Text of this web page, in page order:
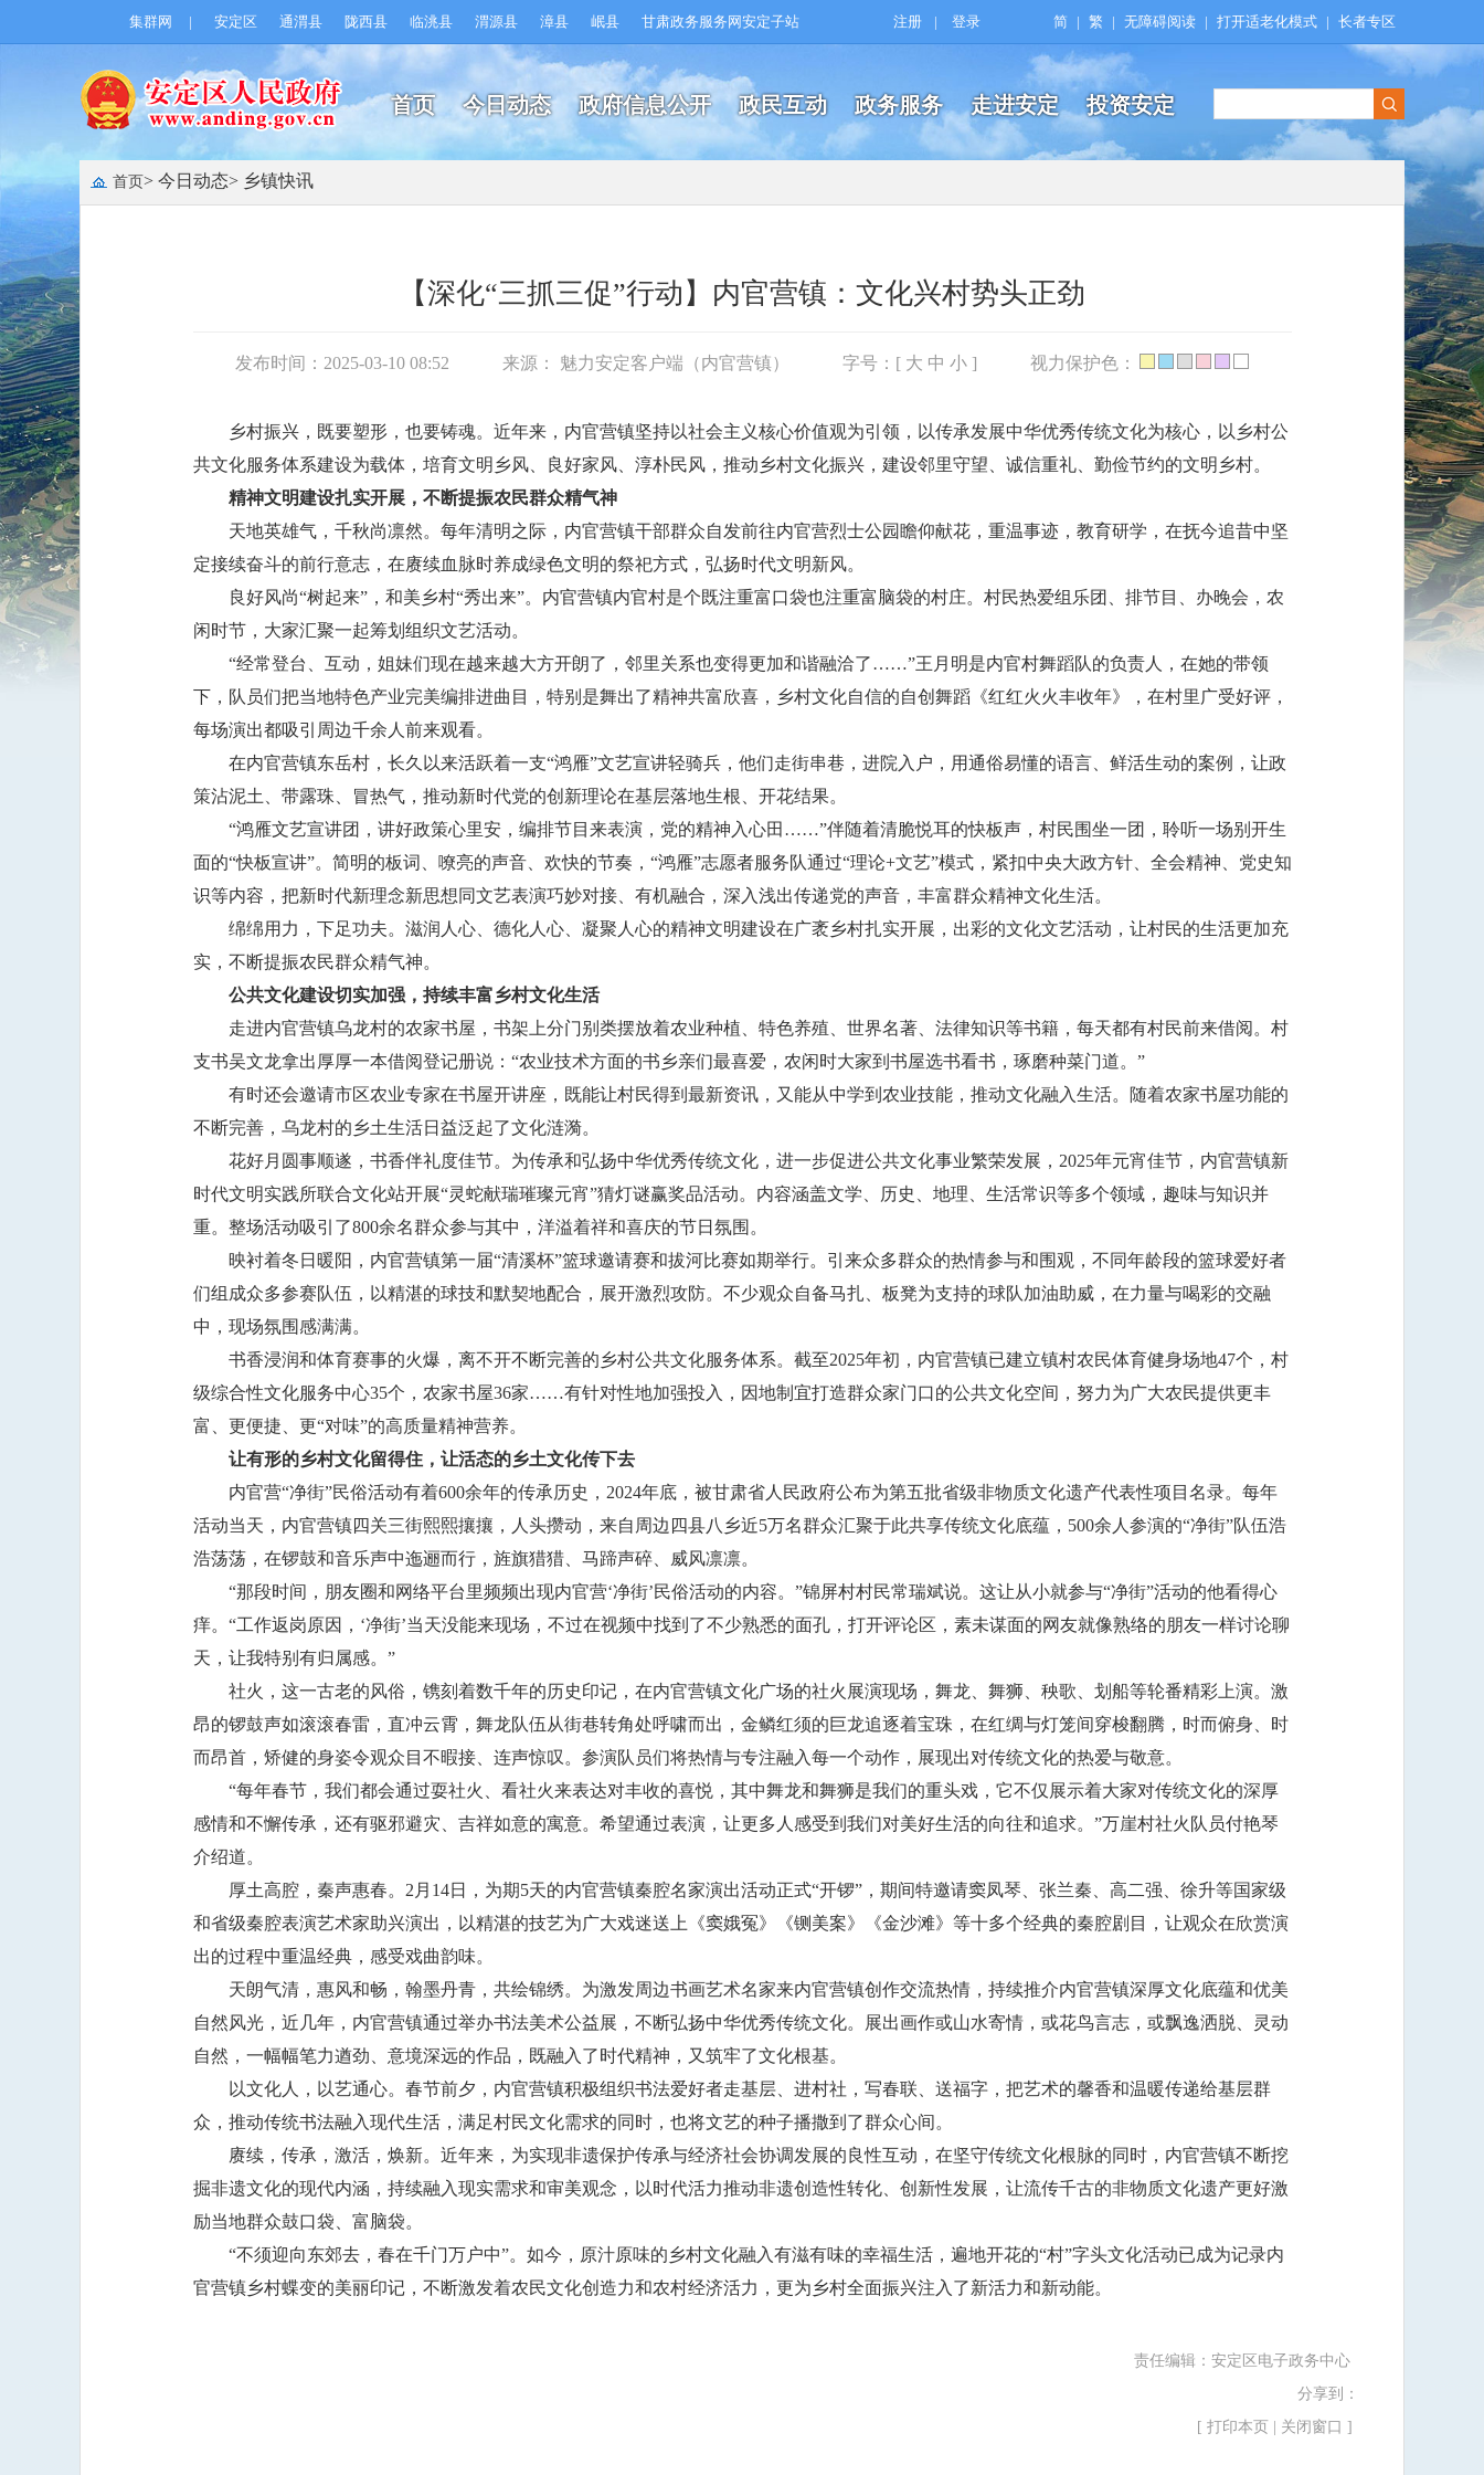
集群网 | 安定区 通渭县 陇西县 临洮县 渭源县 漳县 岷县 甘肃政务服务网安定子站 注册 | 登录 简 | 繁 | 无障碍阅读 | 打开适老化模式 | 长者专区
首页 今日动态 政府信息公开 政民互动 政务服务 走进安定 投资安定
首页> 今日动态> 乡镇快讯
【深化“三抓三促”行动】内官营镇：文化兴村势头正劲
发布时间：2025-03-10 08:52 来源： 魅力安定客户端（内官营镇） 字号：[ 大 中 小 ] 视力保护色：
乡村振兴，既要塑形，也要铸魂。近年来，内官营镇坚持以社会主义核心价值观为引领，以传承发展中华优秀传统文化为核心，以乡村公
共文化服务体系建设为载体，培育文明乡风、良好家风、淳朴民风，推动乡村文化振兴，建设邻里守望、诚信重礼、勤俭节约的文明乡村。
精神文明建设扎实开展，不断提振农民群众精气神
天地英雄气，千秋尚凛然。每年清明之际，内官营镇干部群众自发前往内官营烈士公园瞻仰献花，重温事迹，教育研学，在抚今追昔中坚
定接续奋斗的前行意志，在赓续血脉时养成绿色文明的祭祀方式，弘扬时代文明新风。
良好风尚“树起来”，和美乡村“秀出来”。内官营镇内官村是个既注重富口袋也注重富脑袋的村庄。村民热爱组乐团、排节目、办晚会，农
闲时节，大家汇聚一起筹划组织文艺活动。
“经常登台、互动，姐妹们现在越来越大方开朗了，邻里关系也变得更加和谐融洽了……”王月明是内官村舞蹈队的负责人，在她的带领
下，队员们把当地特色产业完美编排进曲目，特别是舞出了精神共富欣喜，乡村文化自信的自创舞蹈《红红火火丰收年》，在村里广受好评，
每场演出都吸引周边千余人前来观看。
在内官营镇东岳村，长久以来活跃着一支“鸿雁”文艺宣讲轻骑兵，他们走街串巷，进院入户，用通俗易懂的语言、鲜活生动的案例，让政
策沾泥土、带露珠、冒热气，推动新时代党的创新理论在基层落地生根、开花结果。
“鸿雁文艺宣讲团，讲好政策心里安，编排节目来表演，党的精神入心田……”伴随着清脆悦耳的快板声，村民围坐一团，聆听一场别开生
面的“快板宣讲”。简明的板词、嘹亮的声音、欢快的节奏，“鸿雁”志愿者服务队通过“理论+文艺”模式，紧扣中央大政方针、全会精神、党史知
识等内容，把新时代新理念新思想同文艺表演巧妙对接、有机融合，深入浅出传递党的声音，丰富群众精神文化生活。
绵绵用力，下足功夫。滋润人心、德化人心、凝聚人心的精神文明建设在广袤乡村扎实开展，出彩的文化文艺活动，让村民的生活更加充
实，不断提振农民群众精气神。
公共文化建设切实加强，持续丰富乡村文化生活
走进内官营镇乌龙村的农家书屋，书架上分门别类摆放着农业种植、特色养殖、世界名著、法律知识等书籍，每天都有村民前来借阅。村
支书吴文龙拿出厚厚一本借阅登记册说：“农业技术方面的书乡亲们最喜爱，农闲时大家到书屋选书看书，琢磨种菜门道。”
有时还会邀请市区农业专家在书屋开讲座，既能让村民得到最新资讯，又能从中学到农业技能，推动文化融入生活。随着农家书屋功能的
不断完善，乌龙村的乡土生活日益泛起了文化涟漪。
花好月圆事顺遂，书香伴礼度佳节。为传承和弘扬中华优秀传统文化，进一步促进公共文化事业繁荣发展，2025年元宵佳节，内官营镇新
时代文明实践所联合文化站开展“灵蛇献瑞璀璨元宵”猜灯谜赢奖品活动。内容涵盖文学、历史、地理、生活常识等多个领域，趣味与知识并
重。整场活动吸引了800余名群众参与其中，洋溢着祥和喜庆的节日氛围。
映衬着冬日暖阳，内官营镇第一届“清溪杯”篮球邀请赛和拔河比赛如期举行。引来众多群众的热情参与和围观，不同年龄段的篮球爱好者
们组成众多参赛队伍，以精湛的球技和默契地配合，展开激烈攻防。不少观众自备马扎、板凳为支持的球队加油助威，在力量与喝彩的交融
中，现场氛围感满满。
书香浸润和体育赛事的火爆，离不开不断完善的乡村公共文化服务体系。截至2025年初，内官营镇已建立镇村农民体育健身场地47个，村
级综合性文化服务中心35个，农家书屋36家……有针对性地加强投入，因地制宜打造群众家门口的公共文化空间，努力为广大农民提供更丰
富、更便捷、更“对味”的高质量精神营养。
让有形的乡村文化留得住，让活态的乡土文化传下去
内官营“净街”民俗活动有着600余年的传承历史，2024年底，被甘肃省人民政府公布为第五批省级非物质文化遗产代表性项目名录。每年
活动当天，内官营镇四关三街熙熙攘攘，人头攒动，来自周边四县八乡近5万名群众汇聚于此共享传统文化底蕴，500余人参演的“净街”队伍浩
浩荡荡，在锣鼓和音乐声中迤逦而行，旌旗猎猎、马蹄声碎、威风凛凛。
“那段时间，朋友圈和网络平台里频频出现内官营‘净街’民俗活动的内容。”锦屏村村民常瑞斌说。这让从小就参与“净街”活动的他看得心
痒。“工作返岗原因，‘净街’当天没能来现场，不过在视频中找到了不少熟悉的面孔，打开评论区，素未谋面的网友就像熟络的朋友一样讨论聊
天，让我特别有归属感。”
社火，这一古老的风俗，镌刻着数千年的历史印记，在内官营镇文化广场的社火展演现场，舞龙、舞狮、秧歌、划船等轮番精彩上演。激
昂的锣鼓声如滚滚春雷，直冲云霄，舞龙队伍从街巷转角处呼啸而出，金鳞红须的巨龙追逐着宝珠，在红绸与灯笼间穿梭翻腾，时而俯身、时
而昂首，矫健的身姿令观众目不暇接、连声惊叹。参演队员们将热情与专注融入每一个动作，展现出对传统文化的热爱与敬意。
“每年春节，我们都会通过耍社火、看社火来表达对丰收的喜悦，其中舞龙和舞狮是我们的重头戏，它不仅展示着大家对传统文化的深厚
感情和不懈传承，还有驱邪避灾、吉祥如意的寓意。希望通过表演，让更多人感受到我们对美好生活的向往和追求。”万崖村社火队员付艳琴
介绍道。
厚土高腔，秦声惠春。2月14日，为期5天的内官营镇秦腔名家演出活动正式“开锣”，期间特邀请窦凤琴、张兰秦、高二强、徐升等国家级
和省级秦腔表演艺术家助兴演出，以精湛的技艺为广大戏迷送上《窦娥冤》《铡美案》《金沙滩》等十多个经典的秦腔剧目，让观众在欣赏演
出的过程中重温经典，感受戏曲韵味。
天朗气清，惠风和畅，翰墨丹青，共绘锦绣。为激发周边书画艺术名家来内官营镇创作交流热情，持续推介内官营镇深厚文化底蕴和优美
自然风光，近几年，内官营镇通过举办书法美术公益展，不断弘扬中华优秀传统文化。展出画作或山水寄情，或花鸟言志，或飘逸洒脱、灵动
自然，一幅幅笔力遒劲、意境深远的作品，既融入了时代精神，又筑牢了文化根基。
以文化人，以艺通心。春节前夕，内官营镇积极组织书法爱好者走基层、进村社，写春联、送福字，把艺术的馨香和温暖传递给基层群
众，推动传统书法融入现代生活，满足村民文化需求的同时，也将文艺的种子播撒到了群众心间。
赓续，传承，激活，焕新。近年来，为实现非遗保护传承与经济社会协调发展的良性互动，在坚守传统文化根脉的同时，内官营镇不断挖
掘非遗文化的现代内涵，持续融入现实需求和审美观念，以时代活力推动非遗创造性转化、创新性发展，让流传千古的非物质文化遗产更好激
励当地群众鼓口袋、富脑袋。
“不须迎向东郊去，春在千门万户中”。如今，原汁原味的乡村文化融入有滋有味的幸福生活，遍地开花的“村”字头文化活动已成为记录内
官营镇乡村蝶变的美丽印记，不断激发着农民文化创造力和农村经济活力，更为乡村全面振兴注入了新活力和新动能。
责任编辑：安定区电子政务中心
分享到：
[ 打印本页 关闭窗口 ]